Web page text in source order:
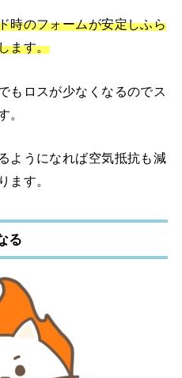
時のフォームが安定しふら
ます。
もロスが少なくなるのでス
ようになれば空気抵抗も減
す。
る